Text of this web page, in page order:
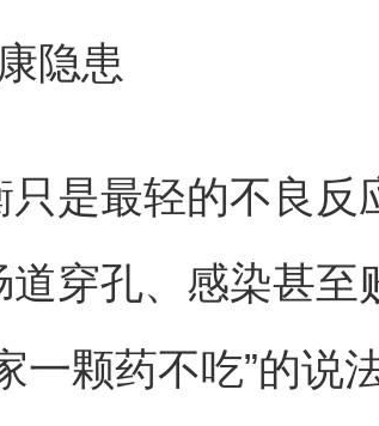
隐患
是最轻的不良反
穿孔、感染甚至
一颗药不吃”的说